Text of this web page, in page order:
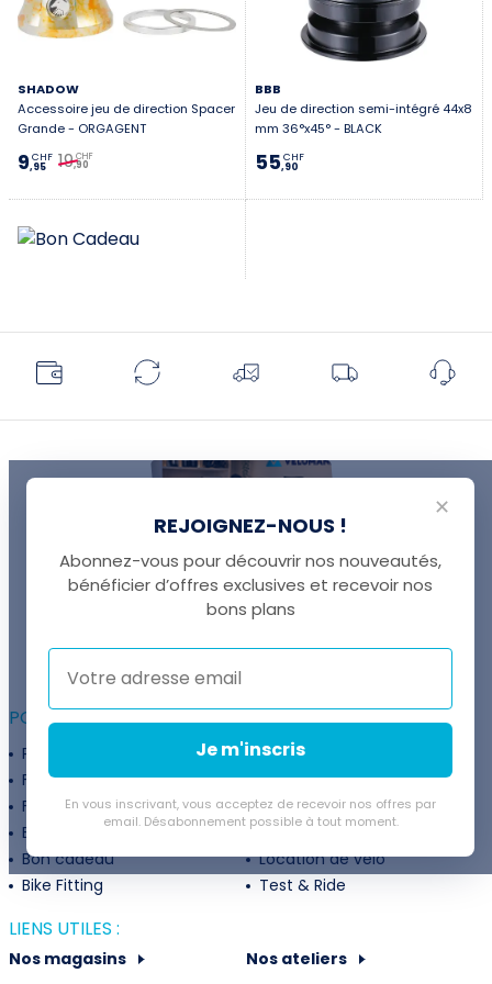
SHADOW
Accessoire jeu de direction Spacer
Grande - ORGAGENT
9,95
CHF 19,90
CHF
BBB
Jeu de direction semi-intégré 44x8
mm 36°x45° - BLACK
55,90
CHF
UNE QUESTION ?
+41 22 307 02 00
POUR ALLER PLUS LOIN :
Programme fidélité
Entreprises
Financement
Services
Flexibilité de paiement
Subventions
Extension de garantie
Politique de retour
Bon cadeau
Location de vélo
Bike Fitting
Test & Ride
LIENS UTILES :
Nos magasins
Nos ateliers
✕
REJOIGNEZ-NOUS !
Abonnez-vous pour découvrir nos nouveautés,
bénéficier d’offres exclusives et recevoir nos
bons plans
Je m'inscris
En vous inscrivant, vous acceptez de recevoir nos offres par
email. Désabonnement possible à tout moment.